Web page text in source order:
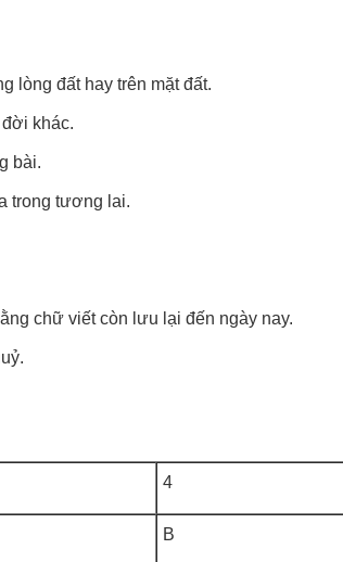
lòng đất hay trên mặt đất.
khác.
bài.
trong tương lai.
chữ viết còn lưu lại đến ngày nay.
4
B